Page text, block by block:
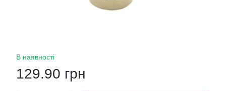
В наявності
129.90 грн